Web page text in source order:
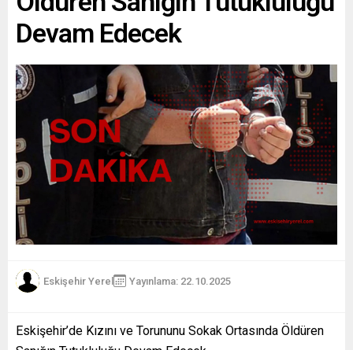
Devam Edecek
Eskişehir Yerel Yayınlama: 22.10.2025
Eskişehir’de Kızını ve Torununu Sokak Ortasında Öldüren